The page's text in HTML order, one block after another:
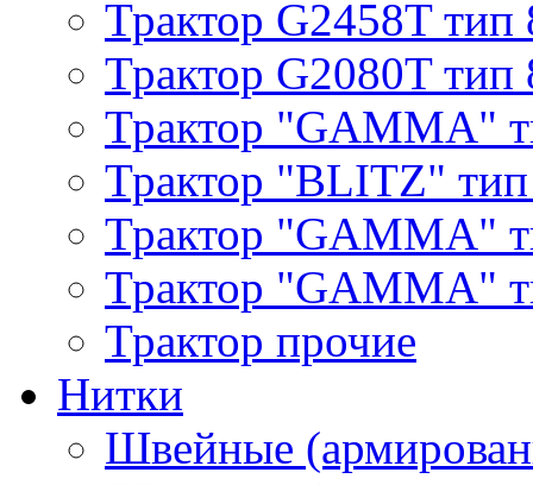
Трактор G2458T тип
Трактор G2080T тип
Трактор "GAMMA"
Трактор "BLITZ"
Трактор "GAMMA"
Трактор "GAMMA"
Трактор прочие
Нитки
Швейные